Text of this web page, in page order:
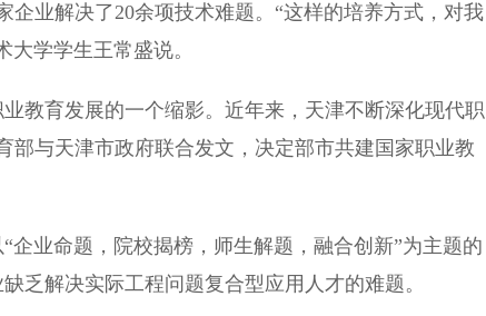
业解决了20余项技术难题。“这样的培养方式，对我
学学生王常盛说。
育发展的一个缩影。近年来，天津不断深化现代职
部与天津市政府联合发文，决定部市共建国家职业教
业命题，院校揭榜，师生解题，融合创新”为主题的
乏解决实际工程问题复合型应用人才的难题。